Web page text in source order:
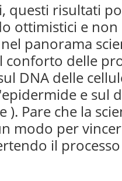
questi risultati
ottimistici e non
panorama
conforto delle
DNA delle
e sul
). Pare che la
modo per
il